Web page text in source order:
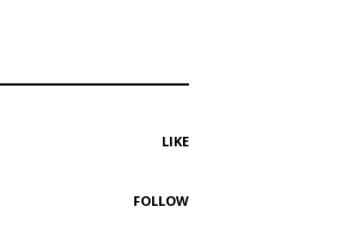
LIKE
FOLLOW